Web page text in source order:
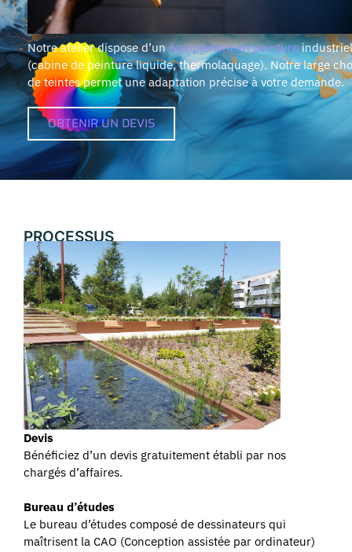
Notre atelier dispose d’unéquipement en peinture
(cabine de peinture liquide, thermolaquage). Notre large
de teintes permet une adaptation précise à votre demande.
OBTENIR UN DEVIS
PROCESSUS
Devis
Bénéficiez d’un devis gratuitement établi par nos
chargés d’affaires.
Bureau d’études
Le bureau d’études composé de dessinateurs qui
maîtrisent la CAO (Conception assistée par ordinateur)